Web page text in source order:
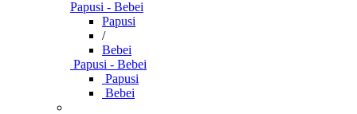
Papusi - Bebei
Papusi
/
Bebei
Papusi - Bebei
Papusi
Bebei